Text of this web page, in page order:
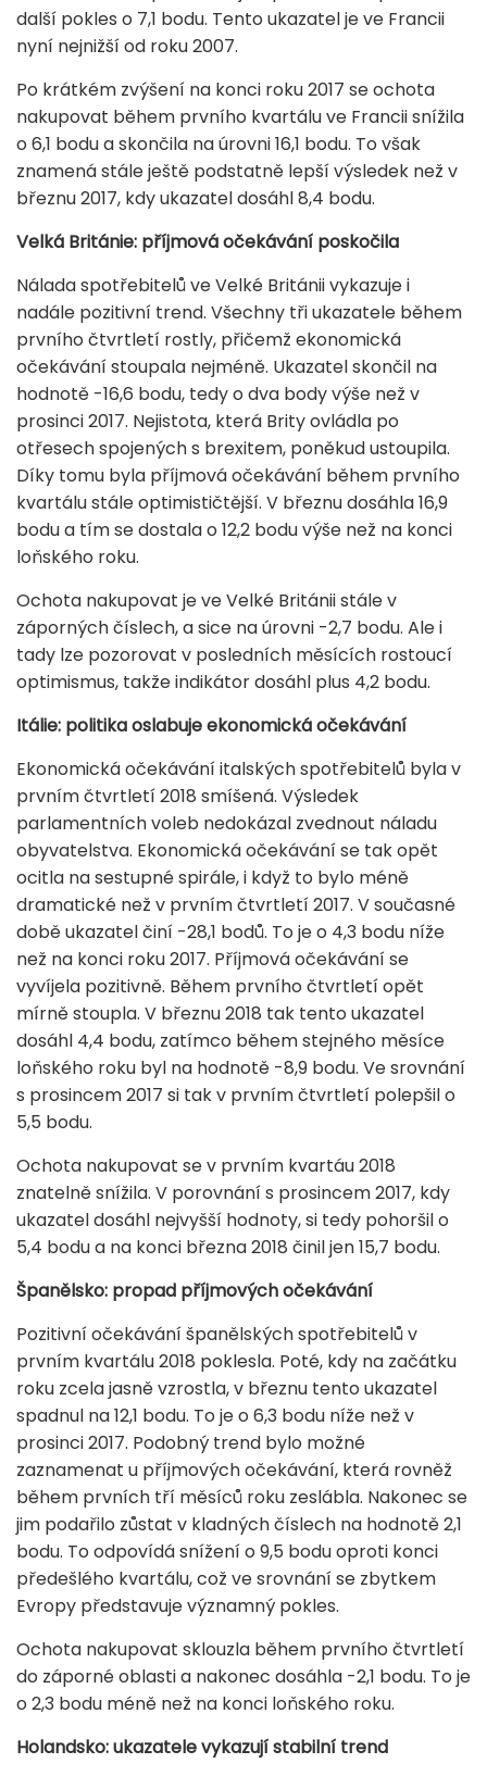
další pokles o 7,1 bodu. Tento ukazatel je ve Francii
nyní nejnižší od roku 2007.
Po krátkém zvýšení na konci roku 2017 se ochota
nakupovat během prvního kvartálu ve Francii snížila
o 6,1 bodu a skončila na úrovni 16,1 bodu. To však
znamená stále ještě podstatně lepší výsledek než v
březnu 2017, kdy ukazatel dosáhl 8,4 bodu.
Velká Británie: příjmová očekávání poskočila
Nálada spotřebitelů ve Velké Británii vykazuje i
nadále pozitivní trend. Všechny tři ukazatele během
prvního čtvrtletí rostly, přičemž ekonomická
očekávání stoupala nejméně. Ukazatel skončil na
hodnotě -16,6 bodu, tedy o dva body výše než v
prosinci 2017. Nejistota, která Brity ovládla po
otřesech spojených s brexitem, poněkud ustoupila.
Díky tomu byla příjmová očekávání během prvního
kvartálu stále optimističtější. V březnu dosáhla 16,9
bodu a tím se dostala o 12,2 bodu výše než na konci
loňského roku.
Ochota nakupovat je ve Velké Británii stále v
záporných číslech, a sice na úrovni -2,7 bodu. Ale i
tady lze pozorovat v posledních měsících rostoucí
optimismus, takže indikátor dosáhl plus 4,2 bodu.
Itálie: politika oslabuje ekonomická očekávání
Ekonomická očekávání italských spotřebitelů byla v
prvním čtvrtletí 2018 smíšená. Výsledek
parlamentních voleb nedokázal zvednout náladu
obyvatelstva. Ekonomická očekávání se tak opět
ocitla na sestupné spirále, i když to bylo méně
dramatické než v prvním čtvrtletí 2017. V současné
době ukazatel činí -28,1 bodů. To je o 4,3 bodu níže
než na konci roku 2017. Příjmová očekávání se
vyvíjela pozitivně. Během prvního čtvrtletí opět
mírně stoupla. V březnu 2018 tak tento ukazatel
dosáhl 4,4 bodu, zatímco během stejného měsíce
loňského roku byl na hodnotě -8,9 bodu. Ve srovnání
s prosincem 2017 si tak v prvním čtvrtletí polepšil o
5,5 bodu.
Ochota nakupovat se v prvním kvartáu 2018
znatelně snížila. V porovnání s prosincem 2017, kdy
ukazatel dosáhl nejvyšší hodnoty, si tedy pohoršil o
5,4 bodu a na konci března 2018 činil jen 15,7 bodu.
Španělsko: propad příjmových očekávání
Pozitivní očekávání španělských spotřebitelů v
prvním kvartálu 2018 poklesla. Poté, kdy na začátku
roku zcela jasně vzrostla, v březnu tento ukazatel
spadnul na 12,1 bodu. To je o 6,3 bodu níže než v
prosinci 2017. Podobný trend bylo možné
zaznamenat u příjmových očekávání, která rovněž
během prvních tří měsíců roku zeslábla. Nakonec se
jim podařilo zůstat v kladných číslech na hodnotě 2,1
bodu. To odpovídá snížení o 9,5 bodu oproti konci
předešlého kvartálu, což ve srovnání se zbytkem
Evropy představuje významný pokles.
Ochota nakupovat sklouzla během prvního čtvrtletí
do záporné oblasti a nakonec dosáhla -2,1 bodu. To je
o 2,3 bodu méně než na konci loňského roku.
Holandsko: ukazatele vykazují stabilní trend